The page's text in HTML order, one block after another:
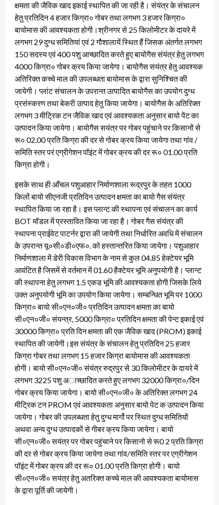
क्षमता की जैविक खाद इकाई स्थापित की जा रही है। संयंत्र के संचालन
हेतु प्रतिदिन 4 हजार किग्रा० गोबर तथा लगभग 3 हजार किग्रा०
बायोमास की आवश्यकता होगी।श्रीनगर से 25 किलोमीटर के दायरे में
लगभग 29 दुग्ध समितियां एवं 2 गौशालायें स्थित हैं जिसक अंतर्गत लगभग
150 सदस्य एवं 400 पशु आच्छादित करते हुए बायोगैस संयंत्र हेतु लगभग
4000 किग्रा० गोबर क्रय किया जायेगा। बायोगैस सयंत्र हेतु आवश्यक
अतिरिक्त कच्चे माल की उपलब्धता बायोमास के द्वारा सुनिश्चित की
जायेगी। प्लांट संचालन के उपरान्त उत्पादित बायोगैस का उपयोग दुग्ध
प्रसंस्करण तथा बेकरी उत्पाद हेतु किया जायेगा। बायोगैस के अतिरिक्त
लगभग 3 मीट्रिक टन जैविक खाद एवं आवश्यकता अनुसार बायो पेंट का
उत्पादन किया जायेगा। बायोगैस सयंत्र पर गोबर पहुंचाने पर किसानों से
रू० 02.00 प्रति किग्रा की दर से गोबर क्रय किया जायेगा तथा गांव /
समिति स्तर परं एग्रीगेशन पॉइंट में गोबर क्रय की दर रू० 01.00 प्रति
किग्रा होगी।
इसके साथ ही आँचल पशुआहार निर्माणशाला रूद्रपुर के तहत 1000
किलों बायो सीएनजी प्रतिदिन उत्पादन क्षमता का बायो गैस संयंत्र
स्थापित किया जा रहा है। इस प्लान्ट की स्थापना एवं संचालन का कार्य
BOT मॉडल में प्रस्तावित किया जा रहा है। गोबर गैस संयंत्र की
स्थापना प्राईवेट पाटर्नर द्वारा की जायेगी तथा निर्धारित अवधि में संचालन
के उपरान्त यू०सी०डी०एफ०. को हस्तान्तरित किया जायेगा। पशुआहार
निर्माणशाला में डेरी विकास विभाग के नाम से कुल 04.85 हेक्टेयर भूमि
आवंटित है जिसमें से वर्तमान में 01.60 हैक्टेयर भूमि अनुपयोगी है। प्लान्ट
की स्थापना हेतु लगभग 1.5 एकड भूमि की आवश्यकता होगी जिसके लिये
उक्त अनुपयोगी भूमि का उपयोग किया जायेगा। सम्बन्धित भूमि पर 1000
किग्रा० बायो सी०एन०जी० प्रतिदिन उत्पादन क्षमता का बायो
सी०एन०जी० संयन्त्र, 5000 किग्रा० प्रतिदिन क्षमता की पेन्ट इकाई एवं
30000 किग्रा० प्रति दिन क्षमता की एक जैविक खाद (PROM) इकाई
स्थापित की जायेगी।इस संयंत्र के संचालन हेतु प्रतिदिन 25 हजार
किग्रा गोबर तथा लगभग 15 हजार किग्रा बायोमास की आवश्यकता
होगी। बायो सी०एन०जी० संयंत्र रुद्रपुर से 30 किलोमीटर के दायरे में
लगभग 3225 पशु अाच्छादित करते हुए लगभग 32000 किग्रा०/दिन
गोबर क्रय किया जायेगा। बायो सी०एन०जी० के अतिरिक्त लगभग 24
मीट्रिक टन PROM एवं आवश्यकता अनुसार बायो पेट क उत्पादन किया
जायेगा। गोबर की उपलब्धता हेतु दुग्ध मार्गो पर स्थित दुग्ध समितियों
अथवा अन्य दुग्ध उत्पादकों से गीबर क्रय किया जायेगा। बायो
सी०एन०जी० सयंत्र पर गोबर पहुंचाने पर किसानो से रू0 2 प्रति किग्रा
की दर से गोबर क्रय किया जायेगा तथा गांव/समिति स्तर पर एग्रीगेशन
पॉइंट में गोबर क्रय की दर रू० 01.00 प्रति किग्रा होगी। बायो
सी०एन०जी० सयंत्र हेतु अतरिक्त कच्चे माल की आवश्यकता बायोमास
के द्वारा पूर्ति की जायेगी।